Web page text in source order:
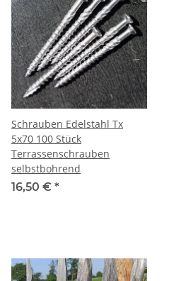
Schrauben Edelstahl Tx
5x70 100 Stück
Terrassenschrauben
selbstbohrend
16,50 € *